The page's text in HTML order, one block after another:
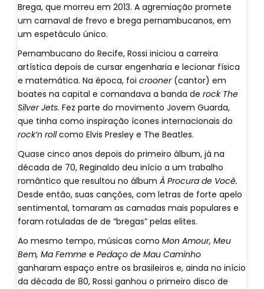
Brega, que morreu em 2013. A agremiação promete
um carnaval de frevo e brega pernambucanos, em
um espetáculo único.
Pernambucano do Recife, Rossi iniciou a carreira
artística depois de cursar engenharia e lecionar física
e matemática. Na época, foi crooner(cantor) em
boates na capital e comandava a banda de rock The
Silver Jets. Fez parte do movimento Jovem Guarda,
que tinha como inspiração ícones internacionais do
rock’n rollcomo Elvis Presley e The Beatles.
Quase cinco anos depois do primeiro álbum, já na
década de 70, Reginaldo deu início a um trabalho
romântico que resultou no álbum À Procura de Você.
Desde então, suas canções, com letras de forte apelo
sentimental, tomaram as camadas mais populares e
foram rotuladas de de “bregas” pelas elites.
Ao mesmo tempo, músicas como Mon Amour, Meu
Bem, Ma Femme e Pedaço de Mau Caminho
ganharam espaço entre os brasileiros e, ainda no início
da década de 80, Rossi ganhou o primeiro disco de